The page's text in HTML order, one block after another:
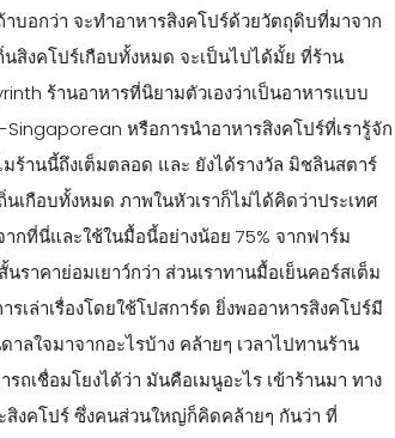
าบอกว่า จะทำอาหารสิงคโปร์ด้วยวัตถุดิบที่มาจาก
นสิงคโปร์เกือบทั้งหมด จะเป็นไปได้มั้ย ที่ร้าน
ร้านอาหารที่นิยามตัวเองว่าเป็นอาหารแบบ
หรือการนำอาหารสิงคโปร์ที่เรารู้จัก
านนี้ถึงเต็มตลอด และ ยังได้รางวัล มิชลินสตาร์
เกือบทั้งหมด ภาพในหัวเราก็ไม่ได้คิดว่าประเทศ
กที่นี่และใช้ในมื้อนี้อย่างน้อย 75% จากฟาร์ม
าคาย่อมเยาว์กว่า ส่วนเราทานมื้อเย็นคอร์สเต็ม
เล่าเรื่องโดยใช้โปสการ์ด ยิ่งพออาหารสิงคโปร์มี
ลใจมาจากอะไรบ้าง คล้ายๆ เวลาไปทานร้าน
ถเชื่อมโยงได้ว่า มันคือเมนูอะไร เข้าร้านมา ทาง
สิงคโปร์ ซึ่งคนส่วนใหญ่ก็คิดคล้ายๆ กันว่า ที่